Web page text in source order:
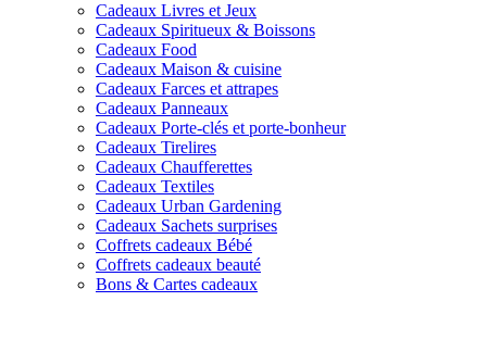
Cadeaux Livres et Jeux
Cadeaux Spiritueux & Boissons
Cadeaux Food
Cadeaux Maison & cuisine
Cadeaux Farces et attrapes
Cadeaux Panneaux
Cadeaux Porte-clés et porte-bonheur
Cadeaux Tirelires
Cadeaux Chaufferettes
Cadeaux Textiles
Cadeaux Urban Gardening
Cadeaux Sachets surprises
Coffrets cadeaux Bébé
Coffrets cadeaux beauté
Bons & Cartes cadeaux